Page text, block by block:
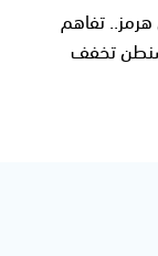
هرمز.. تفاهم
تخفف